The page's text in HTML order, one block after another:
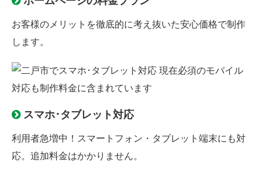
お客様のメリットを徹底的に考え抜いた安心価格で制作
します。
スマホ･タブレット対応
利用者急増中！スマートフォン・タブレット端末にも対
応。追加料金はかかりません。